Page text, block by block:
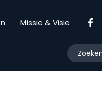
Missie & Visie